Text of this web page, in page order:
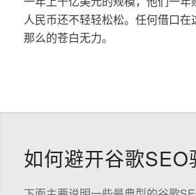
人民币还不轻轻松松。任何借口在
那么的苍白无力。
如何避开谷歌SEO